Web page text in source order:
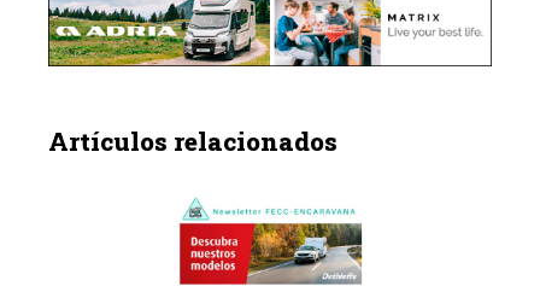
Artículos relacionados